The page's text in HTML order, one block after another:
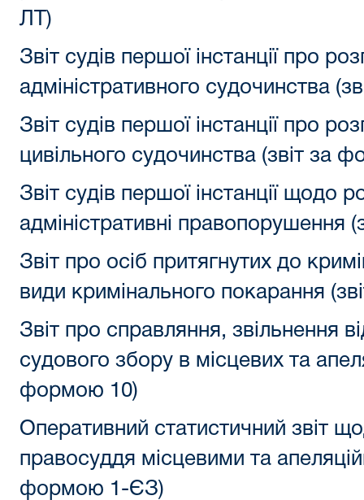
ЛТ)
Звіт судів першої інстанції про
адміністративного судочинства
Звіт судів першої інстанції про
цивільного судочинства (звіт за
Звіт судів першої інстанції щодо
адміністративні правопорушення
Звіт про осіб притягнутих до
види кримінального покарання
Звіт про справляння, звільнення
судового збору в місцевих та
формою 10)
Оперативний статистичний звіт
правосуддя місцевими та
формою 1-ЄЗ)